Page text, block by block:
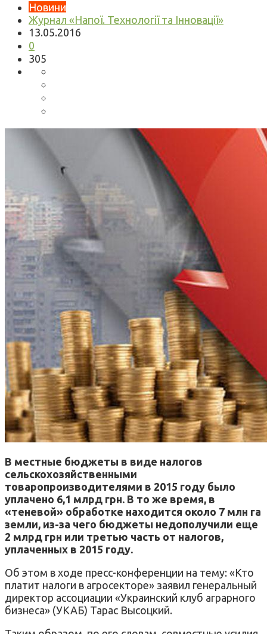
Новини
Журнал «Напої. Технології та Інновації»
13.05.2016
0
305
В местные бюджеты в виде налогов
сельскохозяйственными
товаропроизводителями в 2015 году было
уплачено 6,1 млрд грн. В то же время, в
«теневой» обработке находится около 7 млн га
земли, из-за чего бюджеты недополучили еще
2 млрд грн или третью часть от налогов,
уплаченных в 2015 году.
Об этом в ходе пресс-конференции на тему: «Кто
платит налоги в агросекторе» заявил генеральный
директор ассоциации «Украинский клуб аграрного
бизнеса» (УКАБ) Тарас Высоцкий.